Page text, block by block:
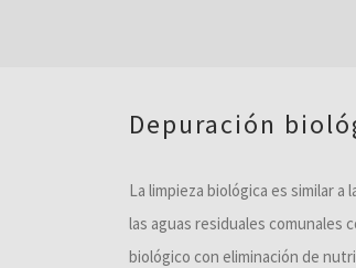
Depuración
La limpieza biológica es similar
las aguas residuales comunales
biológico con eliminación de